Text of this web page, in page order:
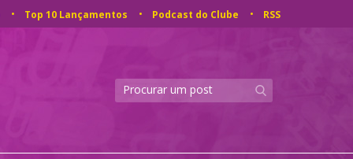
Top 10 Lançamentos Podcast do Clube RSS